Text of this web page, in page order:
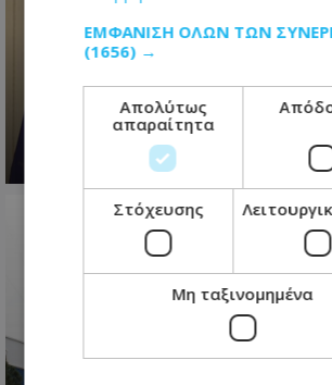
διαμήνυσε ο Πρόεδρος
Χριστοδουλίδης για
Έστειλε μήνυμα σε ΔΗΣΥ-
εκλογές
08.08.2026 - 22:54
ΕΜΦΆΝΙΣΗ ΌΛΩΝ ΤΩΝ
(1656) →
Απολύτως
απαραίτητα
Στόχευσης
Μη ταξινομημένα